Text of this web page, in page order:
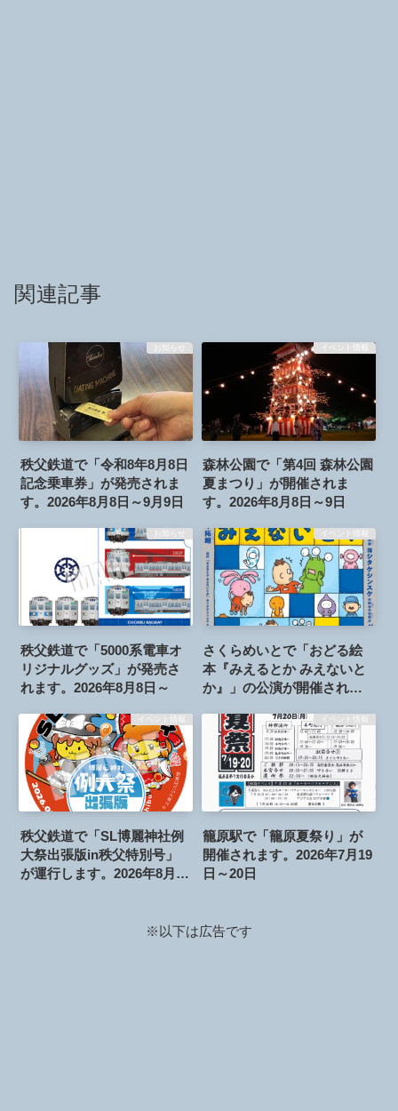
関連記事
お知らせ
秩父鉄道で「令和8年8月8日
記念乗車券」が発売されま
す。2026年8月8日～9月9日
イベント情報
森林公園で「第4回 森林公園
夏まつり」が開催されま
す。2026年8月8日～9日
お知らせ
秩父鉄道で「5000系電車オ
リジナルグッズ」が発売さ
れます。2026年8月8日～
イベント情報
さくらめいとで「おどる絵
本『みえるとか みえないと
か』」の公演が開催されま
イベント情報
秩父鉄道で「SL博麗神社例
大祭出張版in秩父特別号」
が運行します。2026年8月30
イベント情報
籠原駅で「籠原夏祭り」が
開催されます。2026年7月19
日～20日
※以下は広告です